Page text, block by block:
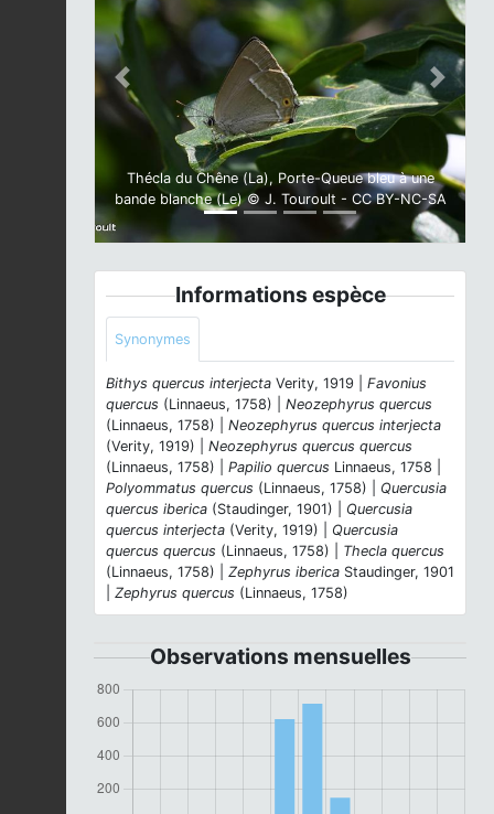
Thécla du Chêne (La), Porte-Queue bleu à une
bande blanche (Le) © J. Touroult - CC BY-NC-SA
Previous Next
Informations espèce
Synonymes
Bithys quercus interjecta Verity, 1919 | Favonius
quercus (Linnaeus, 1758) | Neozephyrus quercus
(Linnaeus, 1758) | Neozephyrus quercus interjecta
(Verity, 1919) | Neozephyrus quercus quercus
(Linnaeus, 1758) | Papilio quercus Linnaeus, 1758 |
Polyommatus quercus (Linnaeus, 1758) | Quercusia
quercus iberica (Staudinger, 1901) | Quercusia
quercus interjecta (Verity, 1919) | Quercusia
quercus quercus (Linnaeus, 1758) | Thecla quercus
(Linnaeus, 1758) | Zephyrus iberica Staudinger, 1901
Zephyrus quercus (Linnaeus, 1758)
Observations mensuelles